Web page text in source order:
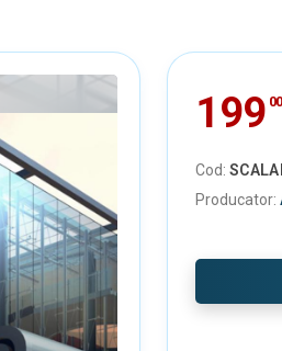
199 00
Cod:
Producator: